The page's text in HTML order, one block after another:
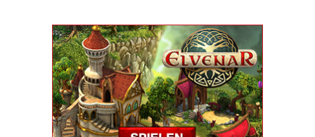
Download Spiele
3D Spiele
Tablet Spiele
Android Spiele
iPhone Spiele
iOS Spiele